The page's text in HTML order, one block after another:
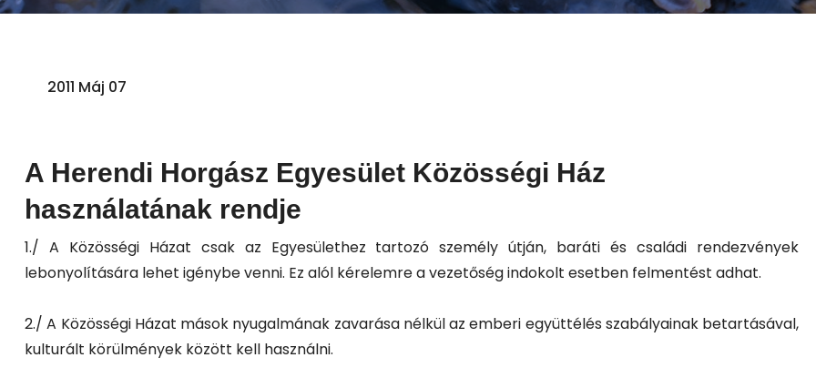
2011 Máj 07
A Herendi Horgász Egyesület Közösségi Ház
használatának rendje
1./ A Közösségi Házat csak az Egyesülethez tartozó személy útján, baráti és családi rendezvények
lebonyolítására lehet igénybe venni. Ez alól kérelemre a vezetőség indokolt esetben felmentést adhat.
2./ A Közösségi Házat mások nyugalmának zavarása nélkül az emberi együttélés szabályainak betartásával,
kulturált körülmények között kell használni.